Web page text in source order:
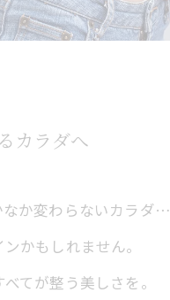
カラダへ
なか変わらないカラダ…
かもしれません。
てが整う美しさを。